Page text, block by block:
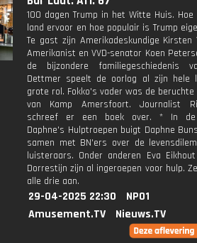
100 dagen Trump in het Witte Huis.
land ervoor en hoe populair is Trump
Te gast zijn Amerikadeskundige Kirsten
Amerikanist en VVD-senator Koen
de bijzondere familiegeschiedenis
Dettmer speelt de oorlog al zijn hele
grote rol. Fokko's vader was de beruchte
van Kamp Amersfoort. Journalist
schreef er een boek over. * In de
Daphne's Hulptroepen buigt Daphne
samen met BN'ers over de
luisteraars. Onder anderen Eva
Dorrestijn zijn al ingeroepen voor hulp.
alle drie aan.
29-04-2025 22:30
NPO1
Amusement.TV
Nieuws.TV